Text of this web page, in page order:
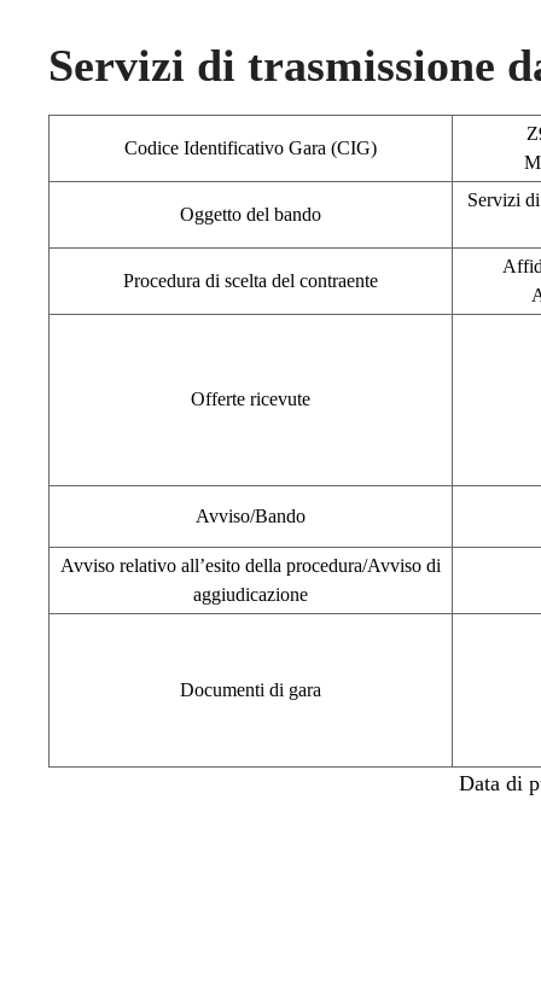
Servizi di trasmissione
Codice Identificativo Gara (CIG)
Oggetto del bando
Servizi
Procedura di scelta del contraente
Offerte ricevute
Avviso/Bando
Avviso relativo all’esito della procedura/Avviso di
aggiudicazione
Documenti di gara
Data di